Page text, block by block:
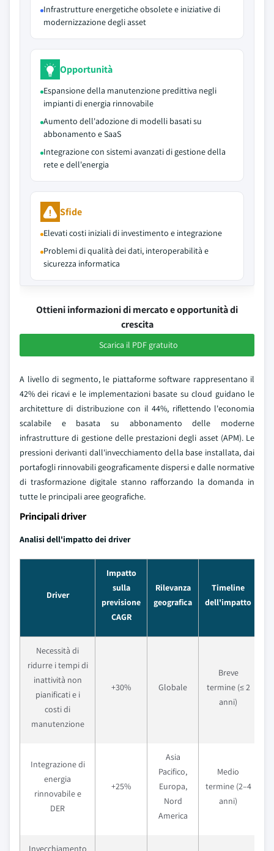
Infrastrutture energetiche obsolete e iniziative di
modernizzazione degli asset
Opportunità
Espansione della manutenzione predittiva negli
impianti di energia rinnovabile
Aumento dell'adozione di modelli basati su
abbonamento e SaaS
Integrazione con sistemi avanzati di gestione della
rete e dell'energia
Sfide
Elevati costi iniziali di investimento e integrazione
Problemi di qualità dei dati, interoperabilità e
sicurezza informatica
Ottieni informazioni di mercato e opportunità di
crescita
Scarica il PDF gratuito
A livello di segmento, le piattaforme software rappresentano il
42% dei ricavi e le implementazioni basate su cloud guidano le
architetture di distribuzione con il 44%, riflettendo l'economia
scalabile e basata su abbonamento delle moderne
infrastrutture di gestione delle prestazioni degli asset (APM). Le
pressioni derivanti dall'invecchiamento della base installata, dai
portafogli rinnovabili geograficamente dispersi e dalle normative
di trasformazione digitale stanno rafforzando la domanda in
tutte le principali aree geografiche.
Principali driver
Analisi dell'impatto dei driver
Driver
Impatto
sulla
previsione
CAGR
Rilevanza
geografica
Timeline
dell'impatto
Necessità di
ridurre i tempi di
inattività non
pianificati e i
costi di
manutenzione
+30% Globale
Breve
termine (≤ 2
anni)
Integrazione di
energia
rinnovabile e
DER
+25%
Asia
Pacifico,
Europa,
Nord
America
Medio
termine (2–4
anni)
Invecchiamento